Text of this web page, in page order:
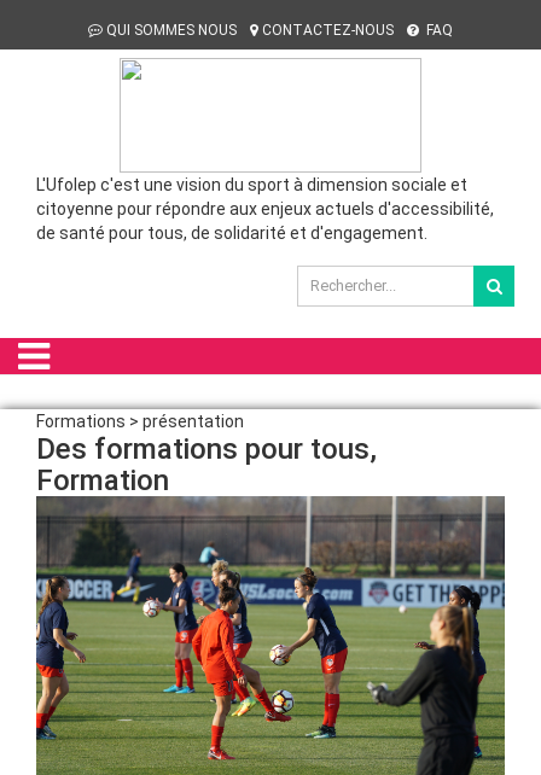
QUI SOMMES NOUS CONTACTEZ-NOUS FAQ
L'Ufolep c'est une vision du sport à dimension sociale et
citoyenne pour répondre aux enjeux actuels d'accessibilité,
de santé pour tous, de solidarité et d'engagement.
Formations > présentation
Des formations pour tous,
Formation